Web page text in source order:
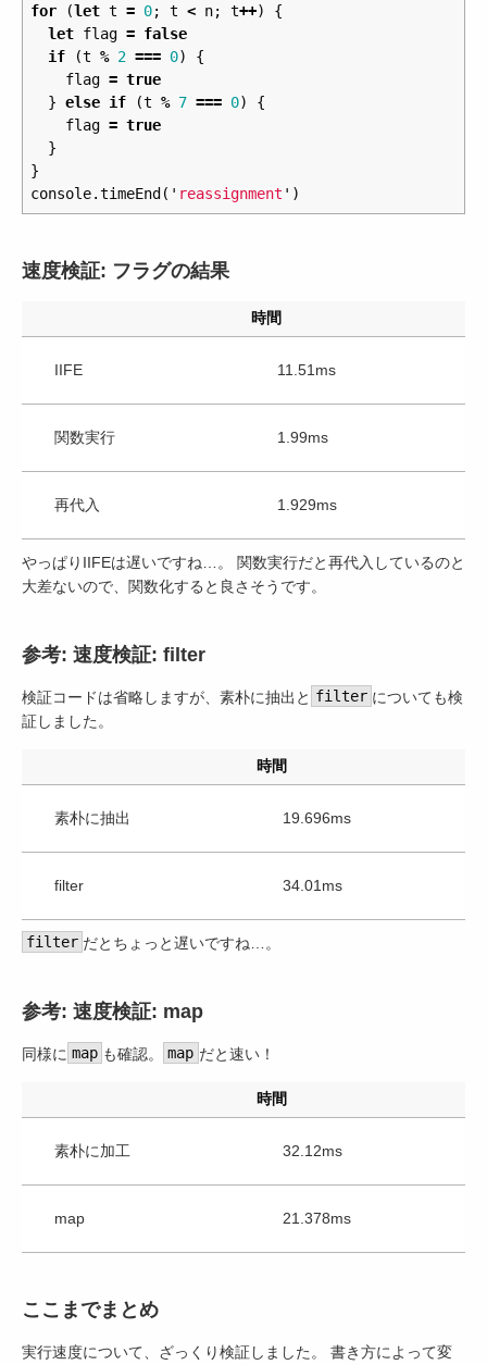
for
(let t = 0; t < n; t++)
{
let flag = false
if
(t % 2 === 0)
{
flag = true
} else if (t % 7 === 0)
{
flag = true
}
}
console.timeEnd( ' reassignment ' )
速度検証: フラグの結果
時間
IIFE 11.51ms
関数実行 1.99ms
再代入 1.929ms
やっぱりIIFEは遅いですね…。 関数実行だと再代入しているのと
大差ないので、関数化すると良さそうです。
参考: 速度検証: filter
検証コードは省略しますが、素朴に抽出と filter についても検
証しました。
時間
素朴に抽出 19.696ms
filter 34.01ms
filter だとちょっと遅いですね…。
参考: 速度検証: map
同様に map も確認。 map だと速い！
時間
素朴に加工 32.12ms
map 21.378ms
ここまでまとめ
実行速度について、ざっくり検証しました。 書き方によって変